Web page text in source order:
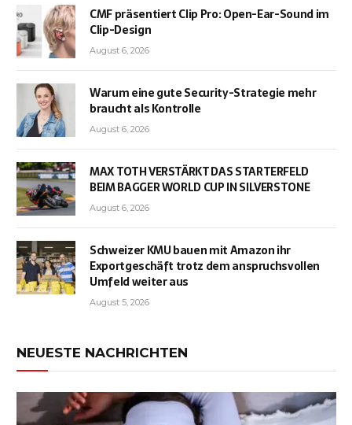
CMF präsentiert Clip Pro: Open-Ear-Sound im
Clip-Design
August 6, 2026
Warum eine gute Security-Strategie mehr
braucht als Kontrolle
August 6, 2026
MAX TOTH VERSTÄRKT DAS STARTERFELD
BEIM BAGGER WORLD CUP IN SILVERSTONE
August 6, 2026
Schweizer KMU bauen mit Amazon ihr
Exportgeschäft trotz dem anspruchsvollen
Umfeld weiter aus
August 5, 2026
NEUESTE NACHRICHTEN